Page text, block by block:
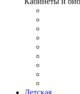
Детская